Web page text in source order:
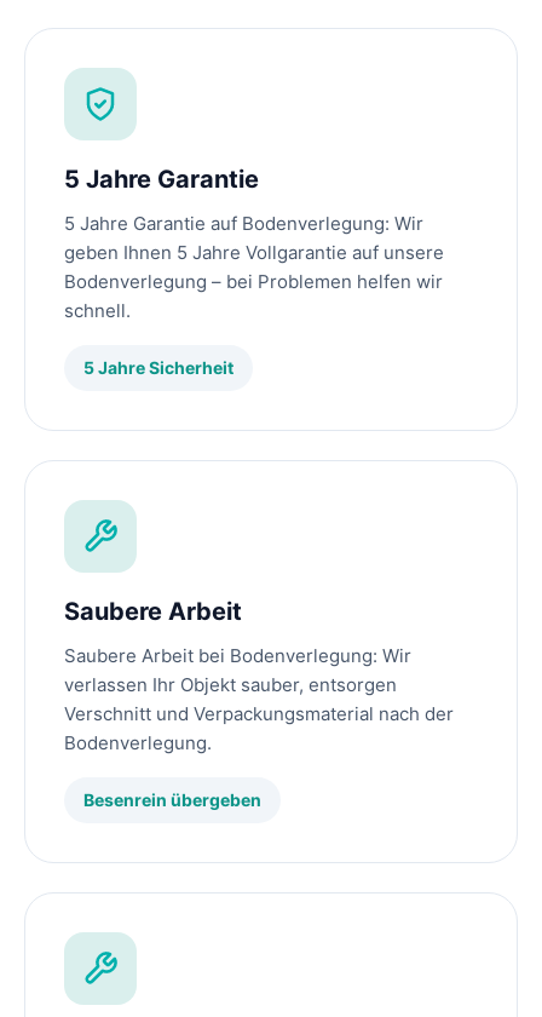
5 Jahre Garantie
5 Jahre Garantie auf Bodenverlegung: Wir
geben Ihnen 5 Jahre Vollgarantie auf unsere
Bodenverlegung – bei Problemen helfen wir
schnell.
5 Jahre Sicherheit
Saubere Arbeit
Saubere Arbeit bei Bodenverlegung: Wir
verlassen Ihr Objekt sauber, entsorgen
Verschnitt und Verpackungsmaterial nach der
Bodenverlegung.
Besenrein übergeben